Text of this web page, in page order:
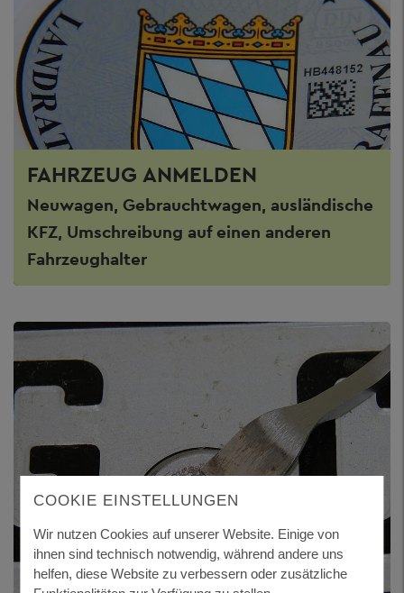
FAHRZEUG ANMELDEN
Neuwagen, Gebrauchtwagen, ausländische
KFZ, Umschreibung auf einen anderen
Fahrzeughalter
COOKIE EINSTELLUNGEN
Wir nutzen Cookies auf unserer Website. Einige von
ihnen sind technisch notwendig, während andere uns
helfen, diese Website zu verbessern oder zusätzliche